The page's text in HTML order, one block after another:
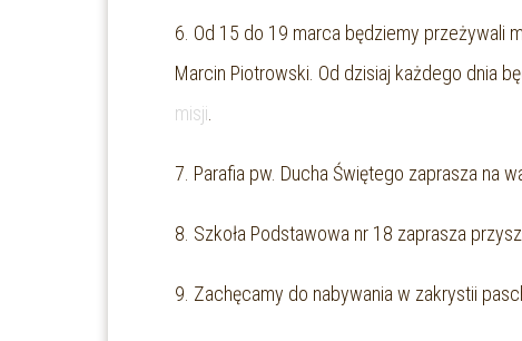
6. Od 15 do 19 marca będziemy przeżywali
Marcin Piotrowski. Od dzisiaj każdego dnia
misji
7. Parafia pw. Ducha Świętego zaprasza na
8. Szkoła Podstawowa nr 18 zaprasza
9. Zachęcamy do nabywania w zakrystii